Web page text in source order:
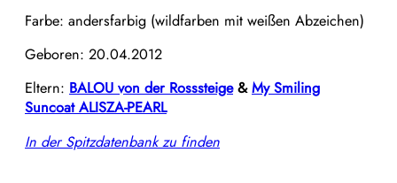
Farbe: andersfarbig (wildfarben mit weißen Abzeichen)
Geboren: 20.04.2012
Eltern: BALOU von der Rosssteige&My Smiling
Suncoat ALISZA-PEARL
In der Spitzdatenbank zu finden